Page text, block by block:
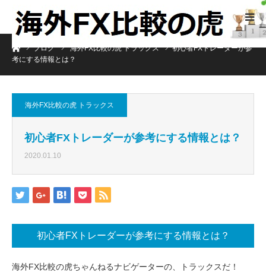
ホームブログ 海外FX比較の虎 トラックス
初心者FXトレーダーが参
考にする情報とは？
海外FX比較の虎 トラックス
初心者FXトレーダーが参考にする情報とは？
2020.01.10
初心者FXトレーダーが参考にする情報とは？
海外FX比較の虎ちゃんねるナビゲーターの、トラックスだ！